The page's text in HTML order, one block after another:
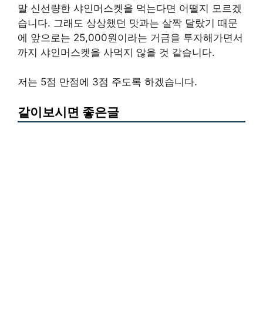
말 신선량한 샤인머스켓을 먹는다면 어떨지 모르겠
습니다. 그래도 상상했던 맛과는 살짝 달랐기 때문
에 앞으로는 25,000원이라는 거금을 투자해가면서
까지 샤인머스켓을 사먹지 않을 것 같습니다.
저는 5점 만점에 3점 주도록 하겠습니다.
같이보시면 좋은글